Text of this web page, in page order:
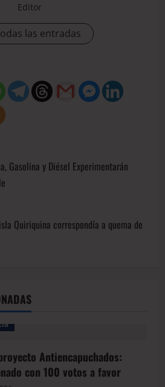
Editor
las entradas
Gasolina y Diésel Experimentarán
Quiriquina correspondía a quema de
Antiencapuchados:
con 100 votos a favor